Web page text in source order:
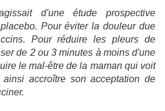
d'une étude prospective
Pour éviter la douleur due
Pour réduire les pleurs de
de 2 ou 3 minutes à moins d'une
le mal-être de la maman qui voit
accroître son acceptation de